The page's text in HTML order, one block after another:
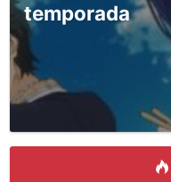
temporada